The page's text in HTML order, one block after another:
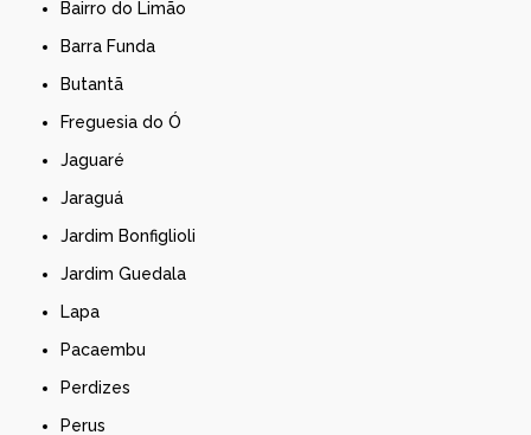
Bairro do Limão
Barra Funda
Butantã
Freguesia do Ó
Jaguaré
Jaraguá
Jardim Bonfiglioli
Jardim Guedala
Lapa
Pacaembu
Perdizes
Perus